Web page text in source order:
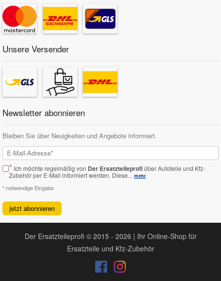
Unsere Versender
Newsletter abonnieren
Bleiben Sie über Neuigkeiten und Angebote informiert.
* Ich möchte regelmäßig von Der Ersatzteileprofiüber Autoteile und Kfz-
Zubehör per E-Mail informiert werden. Diese... mehr
* notwendige Eingabe
jetzt abonnieren
Der Ersatzteileprofi © 2015 - 2026 | Ihr Online-Shop für
Ersatzteile und Kfz-Zubehör